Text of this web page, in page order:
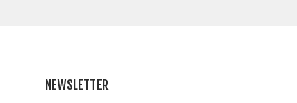
NEWSLETTER